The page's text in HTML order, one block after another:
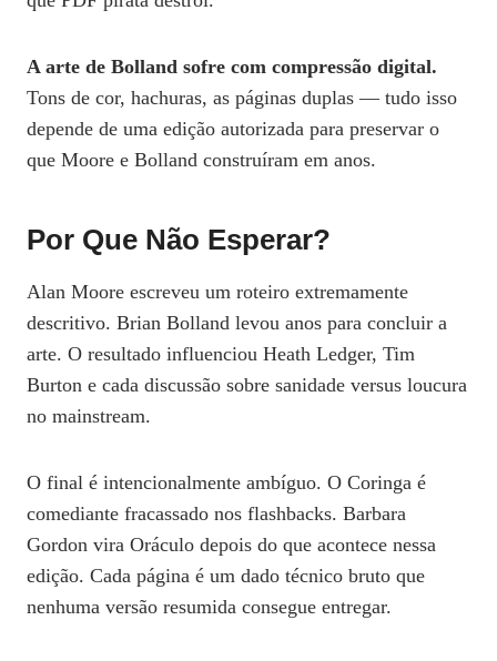
A arte de Bolland sofre com compressão digital.
Tons de cor, hachuras, as páginas duplas — tudo isso
depende de uma edição autorizada para preservar o
que Moore e Bolland construíram em anos.
Por Que Não Esperar?
Alan Moore escreveu um roteiro extremamente
descritivo. Brian Bolland levou anos para concluir a
arte. O resultado influenciou Heath Ledger, Tim
Burton e cada discussão sobre sanidade versus loucura
no mainstream.
O final é intencionalmente ambíguo. O Coringa é
comediante fracassado nos flashbacks. Barbara
Gordon vira Oráculo depois do que acontece nessa
edição. Cada página é um dado técnico bruto que
nenhuma versão resumida consegue entregar.